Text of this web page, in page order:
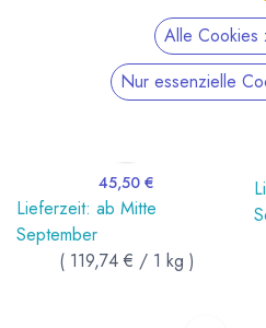
24 edle Trüffel in
Geschenkpackung Schwarz
/ Klarsicht
24 frische Trüffel und Pralinen in
edler schwarzer
45,50 €
Lieferzeit: ab Mitte
September
( 119,74€ / 1 kg )
Alle Cookies
Nur essenzielle